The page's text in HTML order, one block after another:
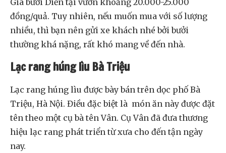
Giá bưởi Diễn tại vườn khoảng 20.000-25.000
đồng/quả. Tuy nhiên, nếu muốn mua với số lượng
nhiều, thì bạn nên gửi xe khách nhé bởi bưởi
thường khá nặng, rất khó mang về đến nhà.
Lạc rang húng lìu Bà Triệu
Lạc rang húng lìu được bày bán trên dọc phố Bà
Triệu, Hà Nội. Điều đặc biệt là món ăn này được đặt
tên theo một cụ bà tên Vân. Cụ Vân đã đưa thương
hiệu lạc rang phát triển từ xưa cho đến tận ngày
nay.